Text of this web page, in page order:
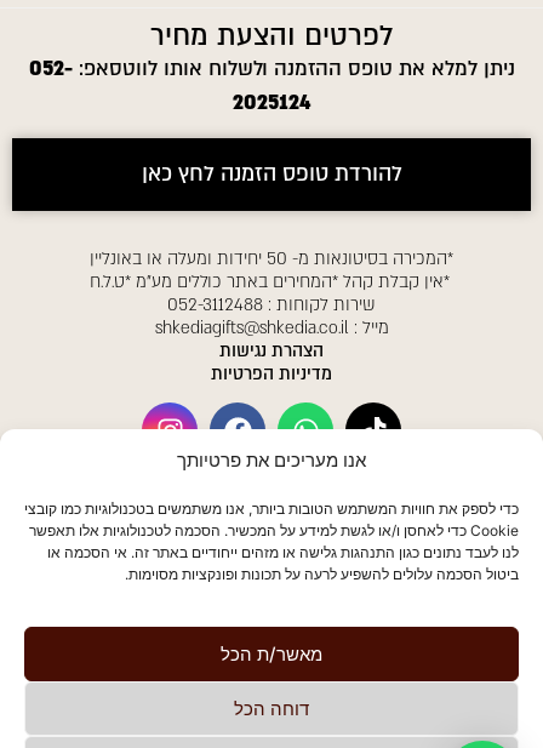
אנו מעריכים את פרטיותך
כדי לספק את חוויות המשתמש הטובות ביותר, אנו משתמשים בטכנולוגיות כמו קובצי
Cookie כדי לאחסן ו/או לגשת למידע על המכשיר. הסכמה לטכנולוגיות אלו תאפשר
לנו לעבד נתונים כגון התנהגות גלישה או מזהים ייחודיים באתר זה. אי הסכמה או
ביטול הסכמה עלולים להשפיע לרעה על תכונות ופונקציות מסוימות.
מאשר/ת הכל
דוחה הכל
לפרטים והצעת מחיר
ניתן למלא את טופס ההזמנה ולשלוח אותו לווטסאפ: 052-
2025124
להורדת טופס הזמנה לחץ כאן
*המכירה בסיטונאות מ- 50 יחידות ומעלה או באונליין
*אין קבלת קהל *המחירים באתר כוללים מע"מ *ט.ל.ח
שירות לקוחות : 052-3112488
מייל : shkediagifts@shkedia.co.il
הצהרת נגישות
מדיניות הפרטיות
הצטרפו לרשימת התפוצה שלנו לקבלת
עדכונים
אני מאשר\ת לשקדיה לשלוח לי תכנים שיווקים במייל
אני מאשר/ת שקראתי והסכמתי למדיניות הפרטיות
הצטרפות